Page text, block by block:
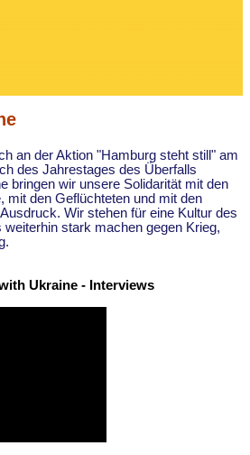
an der Aktion "Hamburg steht still" am
des Jahrestages des Überfalls
bringen wir unsere Solidarität mit den
mit den Geflüchteten und mit den
Wir stehen für eine Kultur des
weiterhin stark machen gegen Krieg,
Ukraine - Interviews